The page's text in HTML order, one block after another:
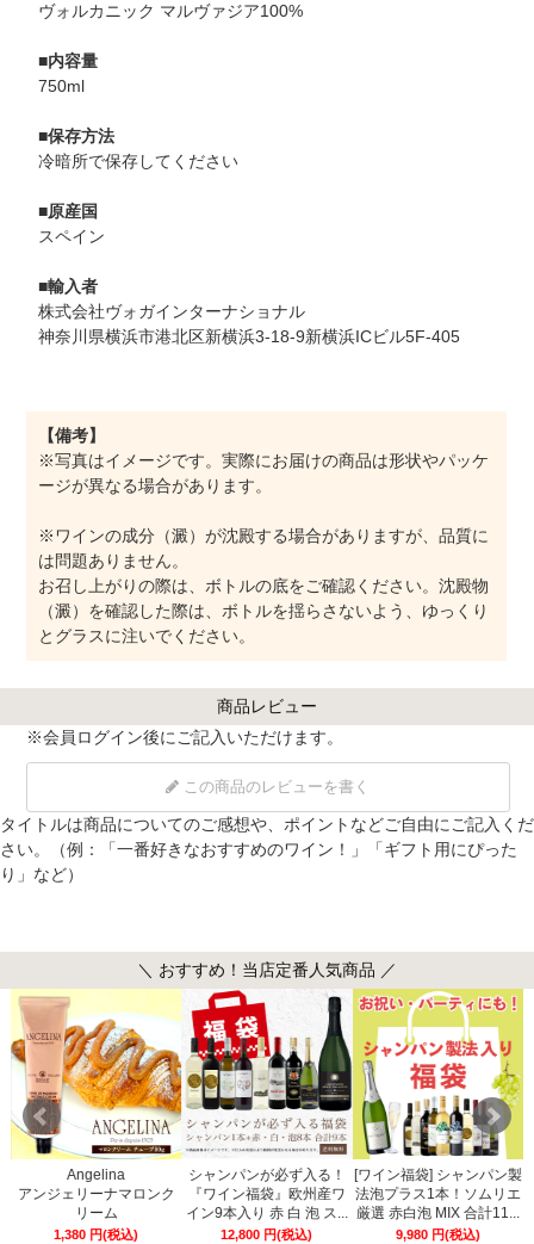
ヴォルカニック マルヴァジア100%
■内容量
750ml
■保存方法
冷暗所で保存してください
■原産国
スペイン
■輸入者
株式会社ヴォガインターナショナル
神奈川県横浜市港北区新横浜3-18-9新横浜ICビル5F-405
【備考】
※写真はイメージです。実際にお届けの商品は形状やパッケ
ージが異なる場合があります。
※ワインの成分（澱）が沈殿する場合がありますが、品質に
は問題ありません。
お召し上がりの際は、ボトルの底をご確認ください。沈殿物
（澱）を確認した際は、ボトルを揺らさないよう、ゆっくり
とグラスに注いでください。
商品レビュー
※会員ログイン後にご記入いただけます。
この商品のレビューを書く
タイトルは商品についてのご感想や、ポイントなどご自由にご記入くだ
さい。（例：「一番好きなおすすめのワイン！」「ギフト用にぴった
り」など）
＼ おすすめ！当店定番人気商品 ／
Angelina
アンジェリーナマロンク
リーム
1,380 円(税込)
シャンパンが必ず入る！
『ワイン福袋』欧州産ワ
イン9本入り 赤 白 泡 ス...
12,800 円(税込)
[ワイン福袋] シャンパン製
法泡プラス1本！ソムリエ
厳選 赤白泡 MIX 合計11...
9,980円(税込)